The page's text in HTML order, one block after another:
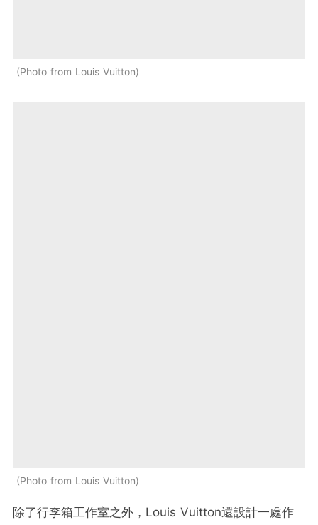
Photo from Louis Vuitton
Photo from Louis Vuitton
除了行李箱工作室之外，Louis Vuitton還設計一處作